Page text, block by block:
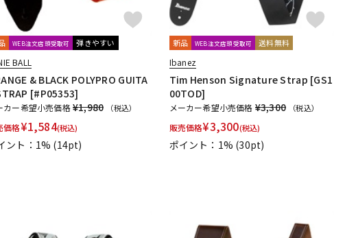
アルソ出版 カエルカフェ キョーリツ シンコーミュージック スー
クトレーディング ヤマハミュージックメディア リットーミュージック
m.guitar craft works Henle Boosey And Hawkes Universal
Music Bote And Bock Wizz Pickups International Music
ぼっち・ざ・ろっく！ Musikverlag Hans Sikorski
Musikverlag Groove Garage AQUBE MUSIC
WEB注文店頭受取可 弾きやすい
BALL
& BLACK POLYPRO GUITA
[#P05353]
カー希望小売価格¥1,980 （税込）
価格¥1,584(税込)
ント：1% (14pt)
新品 WEB注文店頭受取可 送料無料
Ibanez
Tim Henson Signature Strap [GS1
00TOD]
メーカー希望小売価格 ¥3,300 （税込）
販売価格¥3,300(税込)
ポイント：1% (30pt)